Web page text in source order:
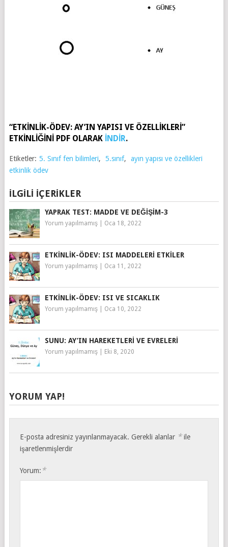
“ETKİNLİK-ÖDEV: AY’IN YAPISI VE ÖZELLİKLERİ”
ETKİNLİĞİNİ PDF OLARAK İNDİR.
Etiketler: 5. Sınıf fen bilimleri, 5.sınıf,
ayın yapısı ve özellikleri
etkinlik ödev
İLGILI İÇERIKLER
YAPRAK TEST: MADDE VE DEĞİŞİM-3
Yorum yapılmamış| Oca 18, 2022
ETKINLIK-ÖDEV: ISI MADDELERI ETKILER
Yorum yapılmamış| Oca 11, 2022
ETKINLIK-ÖDEV: ISI VE SICAKLIK
Yorum yapılmamış| Oca 10, 2022
SUNU: AY’IN HAREKETLERI VE EVRELERI
Yorum yapılmamış| Eki 8, 2020
YORUM YAP!
E-posta adresiniz yayınlanmayacak. Gerekli alanlar *ile
işaretlenmişlerdir
Yorum: *